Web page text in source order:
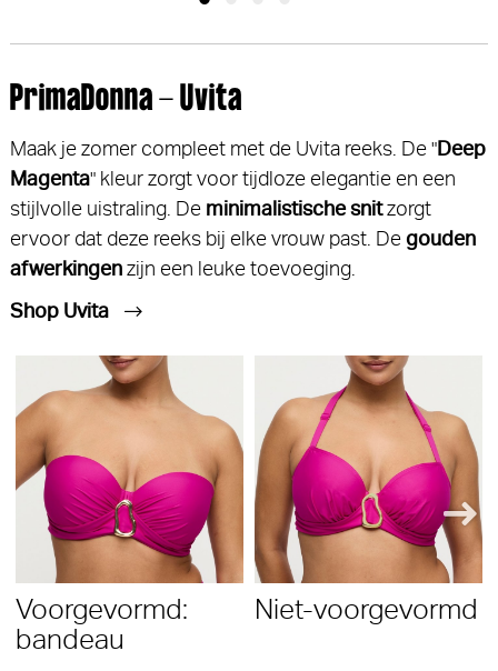
PrimaDonna - Uvita
Maak je zomer compleet met de Uvita reeks. De "Deep
Magenta" kleur zorgt voor tijdloze elegantie en een
stijlvolle uistraling. De minimalistische snitzorgt
ervoor dat deze reeks bij elke vrouw past. Degouden
afwerkingenzijn een leuke toevoeging.
Shop Uvita
Voorgevormd:
bandeau
Niet-voorgevormd